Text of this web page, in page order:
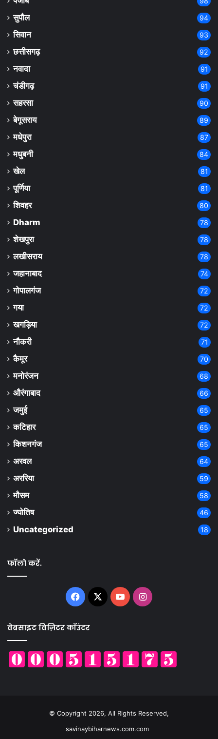
सुपौल 94
सिवान 93
छत्तीसगढ़ 92
नवादा 91
चंडीगढ़ 91
सहरसा 90
बेगूसराय 89
मधेपुरा 87
मधुबनी 84
खेल 81
पूर्णिया 81
शिवहर 80
Dharm 78
शेखपुरा 78
लखीसराय 78
जहानाबाद 74
गोपालगंज 72
गया 72
खगड़िया 72
नौकरी 71
कैमूर 70
मनोरंजन 68
औरंगाबाद 66
जमुई 65
कटिहार 65
किशनगंज 65
अरवल 64
अररिया 59
मौसम 58
ज्योतिष 46
Uncategorized 18
फॉलो करें.
Facebook
X YouTubeInstagram
वेबसाइट विज़िटर कॉउंटर
© Copyright 2026, All Rights Reserved,
savinaybiharnews.com.com